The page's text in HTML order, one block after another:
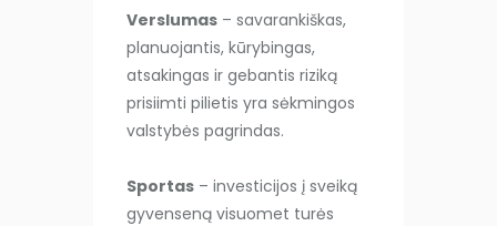
Verslumas – savarankiškas,
planuojantis, kūrybingas,
atsakingas ir gebantis riziką
prisiimti pilietis yra sėkmingos
valstybės pagrindas.
Sportas – investicijos į sveiką
gyvenseną visuomet turės